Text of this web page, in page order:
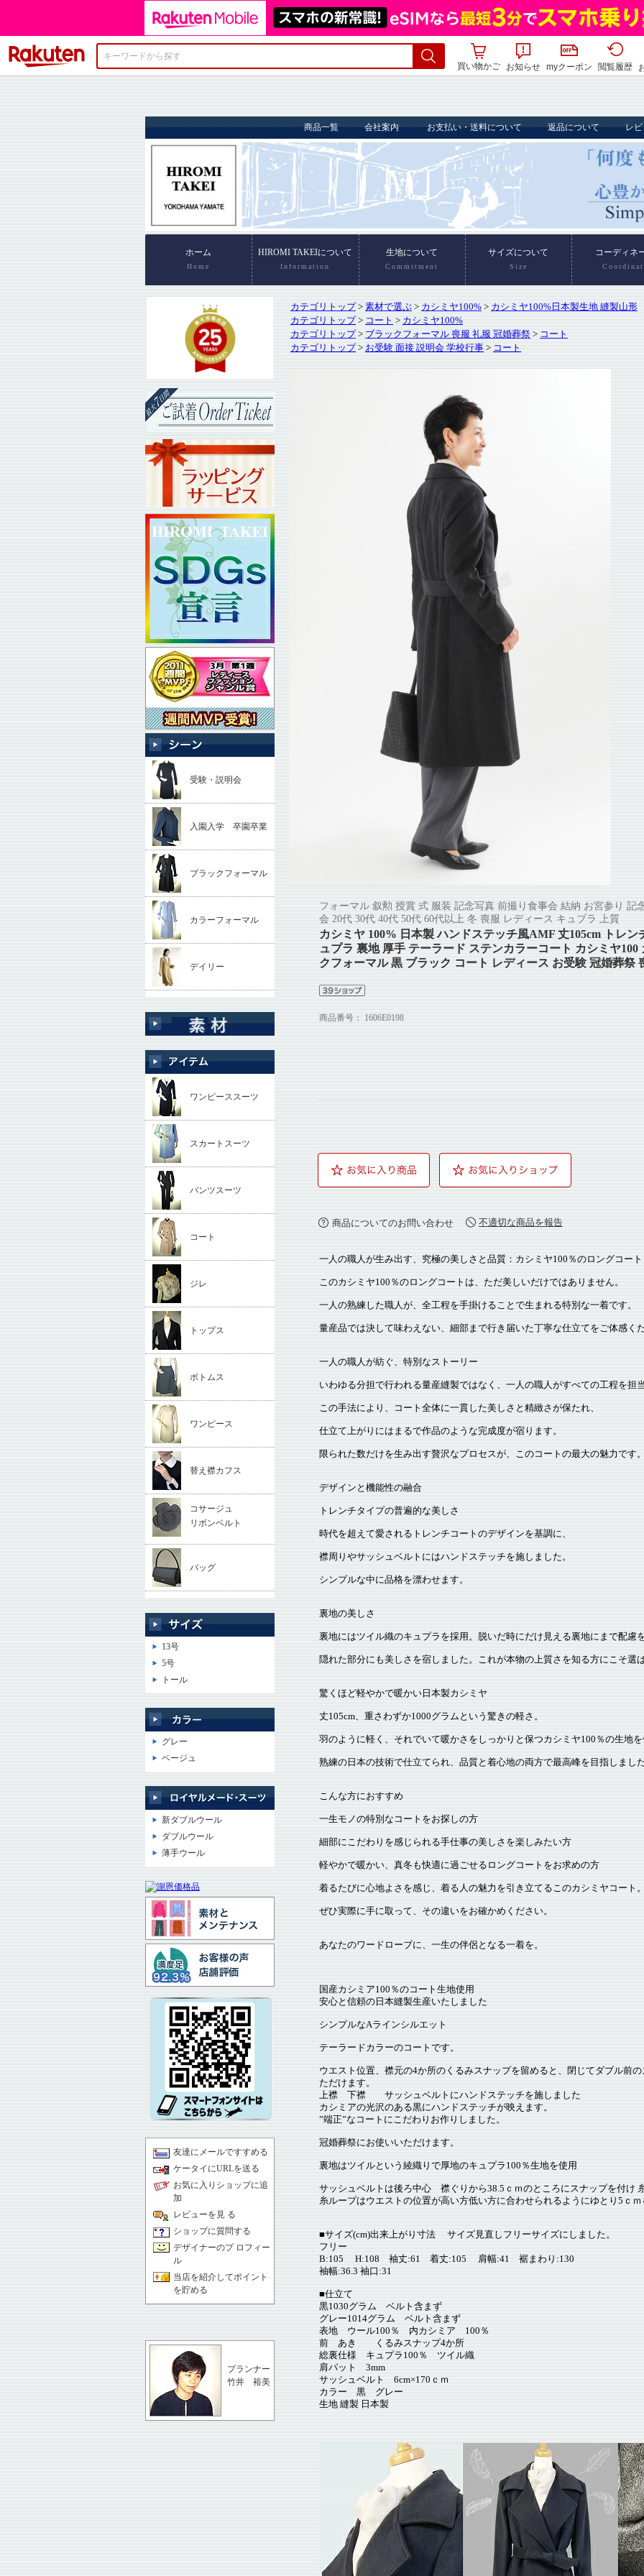
買い物かご
お知らせ myクーポン 閲覧履歴
受験・説明会
入園入学 卒園卒業
ブラックフォーマル
カラーフォーマル
デイリー
ワンピーススーツ
スカートスーツ
パンツスーツ
コート
ジレ
トップス
ボトムス
ワンピース
替え襟カフス
コサージュ
リボンベルト
バッグ
13号
5号
トール
グレー
ベージュ
新ダブルウール
ダブルウール
薄手ウール
友達にメールですすめる
ケータイにURLを送る
お気に入りショップに追
加
レビューを見 る
ショップに質問する
デザイナーのプ ロフィー
ル
当店を紹介してポイント
を貯める
プランナー
竹井 裕美
カテゴリトップ>素材で選ぶ>カシミヤ100%>カシミヤ100%日本製生地 縫製山形
カテゴリトップ>コート>カシミヤ100%
カテゴリトップ>ブラックフォーマル 喪服 礼服 冠婚葬祭>コート
カテゴリトップ>お受験 面接 説明会 学校行事>コート
フォーマル 叙勲 授賞 式 服装 記念写真 前撮り食事会 結納 お宮参り 記
会 20代 30代 40代 50代 60代以上 冬 喪服 レディース キュプラ 上質
カシミヤ 100% 日本製 ハンドステッチ風AMF 丈105cm トレ
ュプラ 裏地 厚手 テーラード ステンカラーコート カシミヤ100
クフォーマル 黒 ブラック コート レディース お受験 冠婚葬祭
商品番号：1606E0198
商品についてのお問い合わせ 不適切な商品を報告
一人の職人が生み出す、究極の美しさと品質：カシミヤ100％のロングコート
このカシミヤ100％のロングコートは、ただ美しいだけではありません。
一人の熟練した職人が、全工程を手掛けることで生まれる特別な一着です。
量産品では決して味わえない、細部まで行き届いた丁寧な仕立てをご体感く
一人の職人が紡ぐ、特別なストーリー
いわゆる分担で行われる量産縫製ではなく、一人の職人がすべての工程を担
この手法により、コート全体に一貫した美しさと精緻さが保たれ、
仕立て上がりにはまるで作品のような完成度が宿ります。
限られた数だけを生み出す贅沢なプロセスが、このコートの最大の魅力です
デザインと機能性の融合
トレンチタイプの普遍的な美しさ
時代を超えて愛されるトレンチコートのデザインを基調に、
襟周りやサッシュベルトにはハンドステッチを施しました。
シンプルな中に品格を漂わせます。
裏地の美しさ
裏地にはツイル織のキュプラを採用。脱いだ時にだけ見える裏地にまで配慮
隠れた部分にも美しさを宿しました。これが本物の上質さを知る方にこそ選
驚くほど軽やかで暖かい日本製カシミヤ
丈105cm、重さわずか1000グラムという驚きの軽さ。
羽のように軽く、それでいて暖かさをしっかりと保つカシミヤ100％の生地
熟練の日本の技術で仕立てられ、品質と着心地の両方で最高峰を目指しまし
こんな方におすすめ
一生モノの特別なコートをお探しの方
細部にこだわりを感じられる手仕事の美しさを楽しみたい方
軽やかで暖かい、真冬も快適に過ごせるロングコートをお求めの方
着るたびに心地よさを感じ、着る人の魅力を引き立てるこのカシミヤコート
ぜひ実際に手に取って、その違いをお確かめください。
あなたのワードローブに、一生の伴侶となる一着を。
国産カシミア100％のコート生地使用
安心と信頼の日本縫製生産いたしました
シンプルなAラインシルエット
テーラードカラーのコートです。
ウエスト位置、襟元の4か所のくるみスナップを留めると、閉じてダブル前
ただけます。
上襟 下襟 サッシュベルトにハンドステッチを施しました
カシミアの光沢のある黒にハンドステッチが映えます。
”端正”なコートにこだわりお作りしました。
冠婚葬祭にお使いいただけます。
裏地はツイルという綾織りで厚地のキュプラ100％生地を使用
サッシュベルトは後ろ中心 襟ぐりから38.5ｃｍのところにスナップを付け
糸ループはウエストの位置が高い方低い方に合わせられるようにゆとり5ｃ
■サイズ(cm)出来上がり寸法 サイズ見直しフリーサイズにしました。
フリー
B:105 H:108 袖丈:61 着丈:105 肩幅:41 裾まわり:130
袖幅:36.3 袖口:31
■仕立て
黒1030グラム ベルト含まず
グレー1014グラム ベルト含まず
表地 ウール100％ 内カシミア 100％
前 あき くるみスナップ4か所
総裏仕様 キュプラ100％ ツイル織
肩パット 3mm
サッシュベルト 6cm×170ｃｍ
カラー 黒 グレー
生地 縫製 日本製